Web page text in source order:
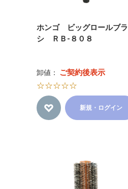
ホンゴ ビッグロールブラ
シ ＲＢ-８０８
卸値： ご契約後表示
☆☆☆☆☆
新規・ログイン